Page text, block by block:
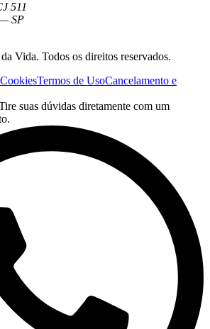
511
SP
Vida. Todos os direitos reservados.
CookiesTermos de UsoCancelamento e
suas dúvidas diretamente com um